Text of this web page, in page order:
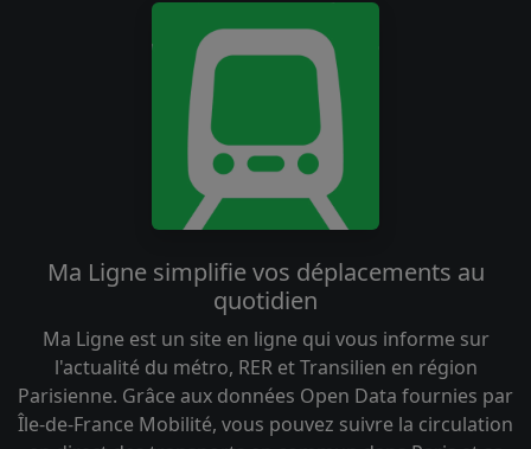
Ma Ligne simplifie vos déplacements au
quotidien
Ma Ligne est un site en ligne qui vous informe sur
l'actualité du métro, RER et Transilien en région
Parisienne. Grâce aux données Open Data fournies par
Île-de-France Mobilité, vous pouvez suivre la circulation